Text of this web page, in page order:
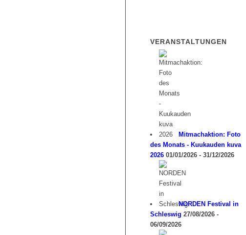
VERANSTALTUNGEN
Mitmachaktion: Foto
des Monats - Kuukauden kuva
2026 01/01/2026 - 31/12/2026
NORDEN Festival in
Schleswig 27/08/2026 -
06/09/2026